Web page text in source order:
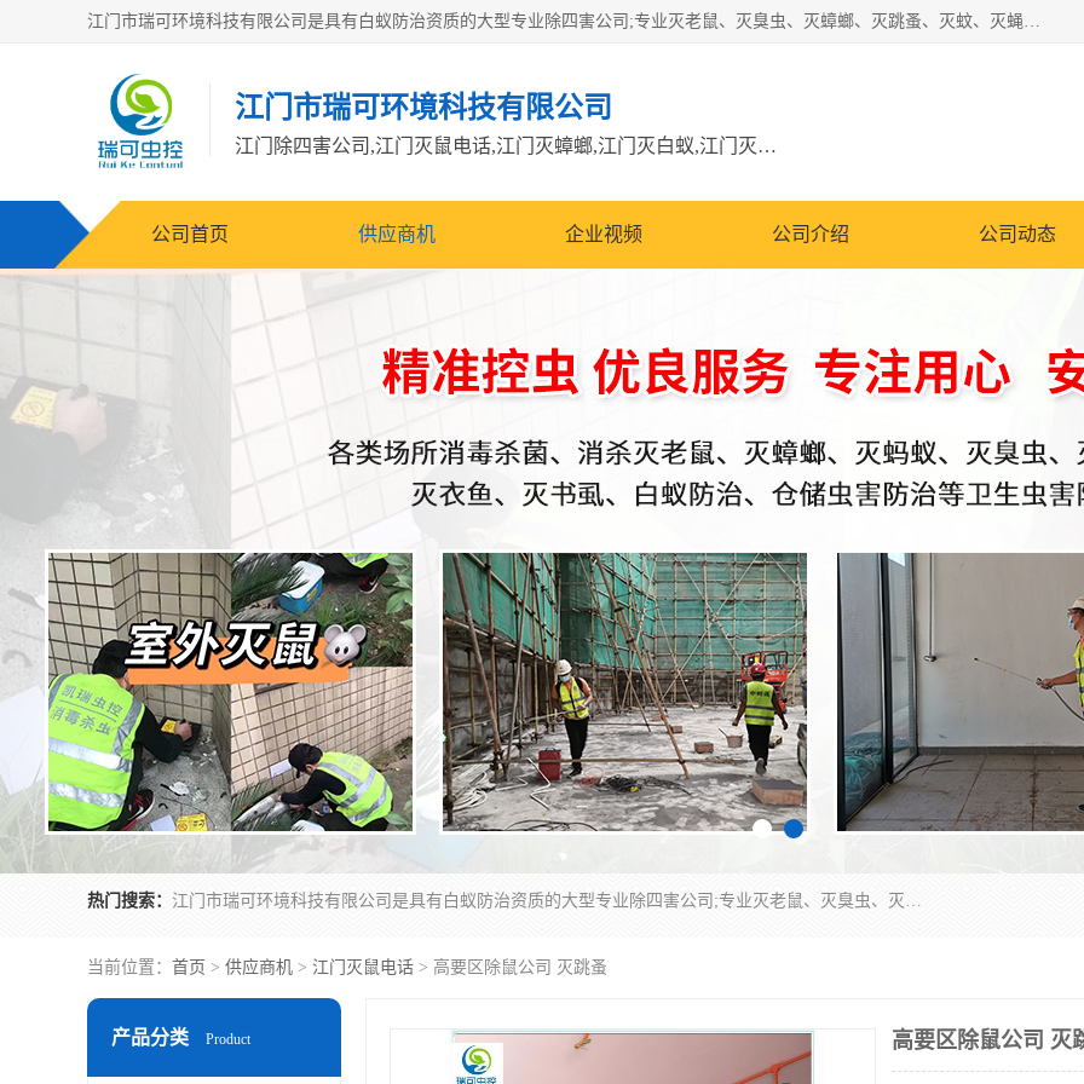
江门市瑞可环境科技有限公司是具有白蚁防治资质的大型专业除四害公司;专业灭老鼠、灭臭虫、灭蟑螂、灭跳蚤、灭蚊、灭蝇、灭白蚁、防蛇等各种害虫的防治。经过多年的努力，公司发展成为集PCO研究、生物制药、害虫防治于一体的专业杀虫灭鼠公司。
江门市瑞可环境科技有限公司
江门除四害公司,江门灭鼠电话,江门灭蟑螂,江门灭白蚁,江门灭鼠江门
公司首页 供应商机 企业视频 公司介绍 公司动态
热门搜索： 江门市瑞可环境科技有限公司是具有白蚁防治资质的大型专业除四害公司;专业灭老鼠、灭臭虫、灭蟑螂、灭跳蚤、灭蚊、灭蝇、灭白蚁、防蛇等各种害虫的防治。经过多年的努力，公司发展成为集PCO研究、生物制药、害虫防治于一体的专业杀虫灭鼠公司。
当前位置： 首页 > 供应商机 > 江门灭鼠电话 > 高要区除鼠公司 灭跳蚤
产品分类 Product 高要区除鼠公司 灭